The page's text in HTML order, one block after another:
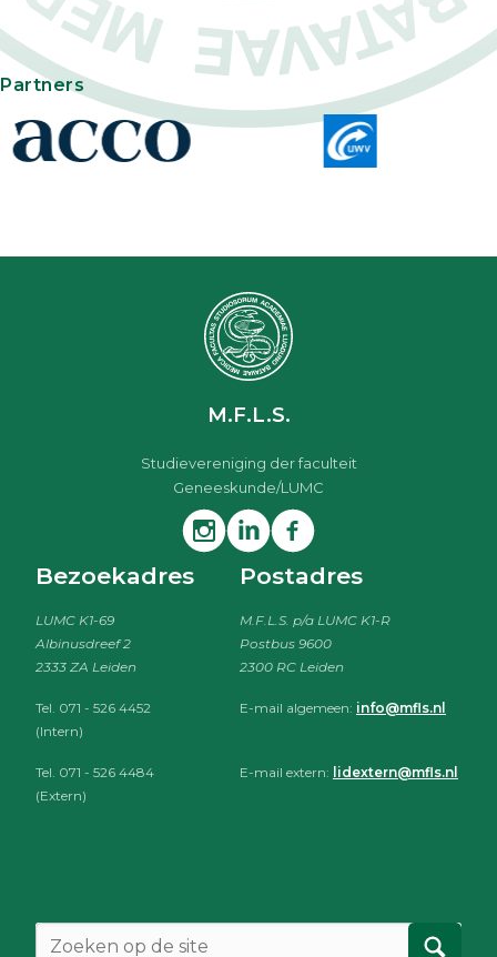
Partners
M.F.L.S.
Studievereniging der faculteit
Geneeskunde/LUMC
Bezoekadres
LUMC K1-69
Albinusdreef 2
2333 ZA Leiden
Tel. 071 - 526 4452
(Intern)
Tel. 071 - 526 4484
(Extern)
Postadres
M.F.L.S. p/a LUMC K1-R
Postbus 9600
2300 RC Leiden
E-mail algemeen: info@mfls.nl
E-mail extern: lidextern@mfls.nl